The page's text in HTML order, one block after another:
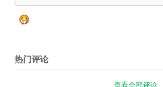
热门评论